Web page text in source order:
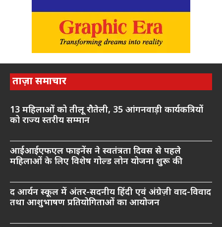
ताज़ा समाचार
13 महिलाओं को तीलू रौतेली, 35 आंगनवाड़ी कार्यकत्रियों
को राज्य स्तरीय सम्मान
आईआईएफएल फाइनेंस ने स्वतंत्रता दिवस से पहले
महिलाओं के लिए विशेष गोल्ड लोन योजना शुरू की
द आर्यन स्कूल में अंतर-सदनीय हिंदी एवं अंग्रेज़ी वाद-विवाद
तथा आशुभाषण प्रतियोगिताओं का आयोजन